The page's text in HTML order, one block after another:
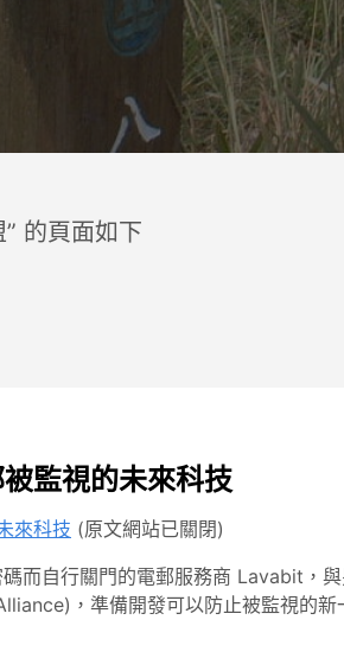
的頁面如下
監視的未來科技
來科技 (原文網站已關閉)
而自行關門的電郵服務商 Lavabit，
，準備開發可以防止被監視的新